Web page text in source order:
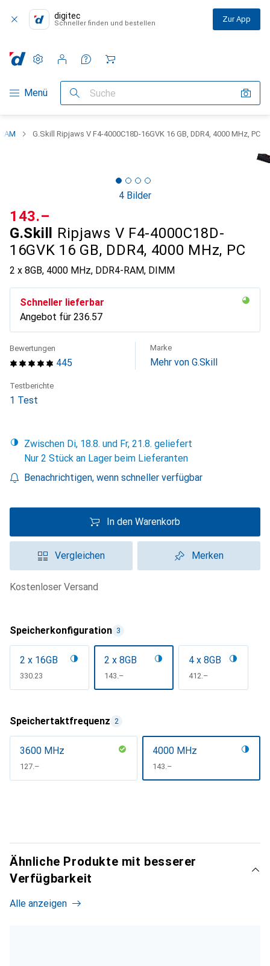
digitec
Schneller finden und bestellen Zur App
Navigation nach Kategorien
Menü Suche
Einstellungen
Kundenkonto
Vergleichslisten
Merklisten
Warenkorb
RAM G.Skill Ripjaws V F4-4000C18D-16GVK 16 GB, DDR4, 4000 MHz, PC
4 Bilder
G.Skill
Ripjaws V F4-4000C18D-
16GVK 16 GB, DDR4, 4000 MHz, PC
2 x 8GB, 4000 MHz, DDR4-RAM, DIMM
CHF
143.–
Schneller lieferbar
Angebot für CHF
236.57
445
Bewertungen Marke
Mehr von G.Skill
Testberichte
1 Test
Zwischen Di, 18.8. und Fr, 21.8. geliefert
Nur 2 Stück an Lager beim Lieferanten
Benachrichtigen, wenn schneller verfügbar
In den Warenkorb
Vergleichen Merken
kostenloser Versand
Speicherkonfiguration 3
2 x 16GB
CHF
330.23
2 x 8GB
CHF
143.–
4 x 8GB
CHF
412.–
Speichertaktfrequenz 2
3600 MHz
CHF
127.–
4000 MHz
CHF
143.–
Ähnliche Produkte mit besserer
Verfügbarkeit
Alle anzeigen